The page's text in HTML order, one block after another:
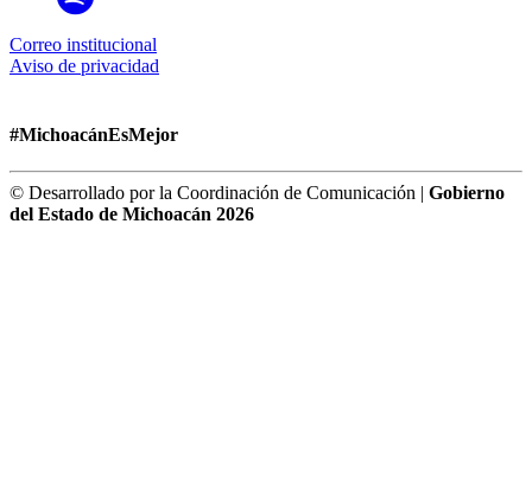
Correo institucional
Aviso de privacidad
#MichoacánEsMejor
© Desarrollado por la Coordinación de Comunicación | Gobierno
del Estado de Michoacán 2026